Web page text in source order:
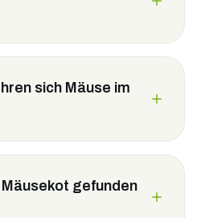
sich Mäuse im
gefunden